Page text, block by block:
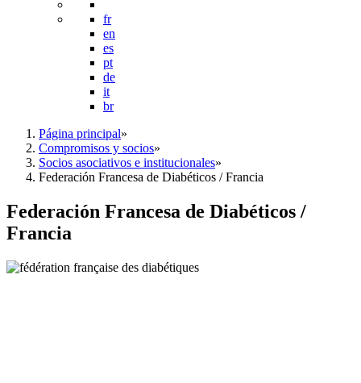
fr
en
es
pt
de
it
br
Página principal»
Compromisos y socios»
Socios asociativos e institucionales»
Federación Francesa de Diabéticos / Francia
Federación Francesa de Diabéticos /
Francia